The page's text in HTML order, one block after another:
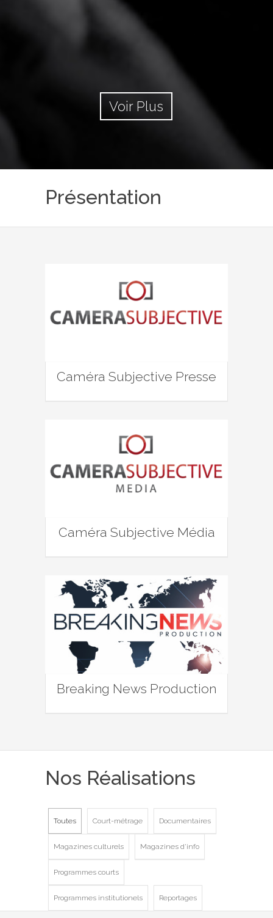
Voir Plus
Présentation
Caméra Subjective Presse
Caméra Subjective Média
Breaking News Production
Nos Réalisations
Toutes Court-métrage Documentaires
Magazines culturels Magazines d'info
Programmes courts
Programmes institutionels Reportages